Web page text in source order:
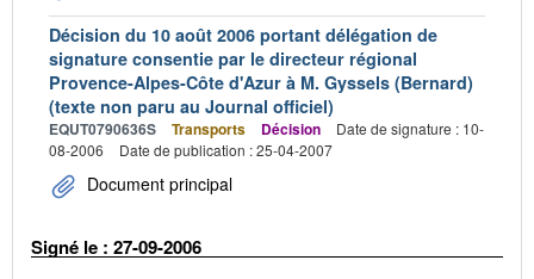
Décision du 10 août 2006 portant délégation de
signature consentie par le directeur régional
Provence-Alpes-Côte d'Azur à M. Gyssels (Bernard)
(texte non paru au Journal officiel)
EQUT0790636S Transports Décision
Date de signature : 10-
08-2006
Date de publication : 25-04-2007
Document principal
Signé le : 27-09-2006